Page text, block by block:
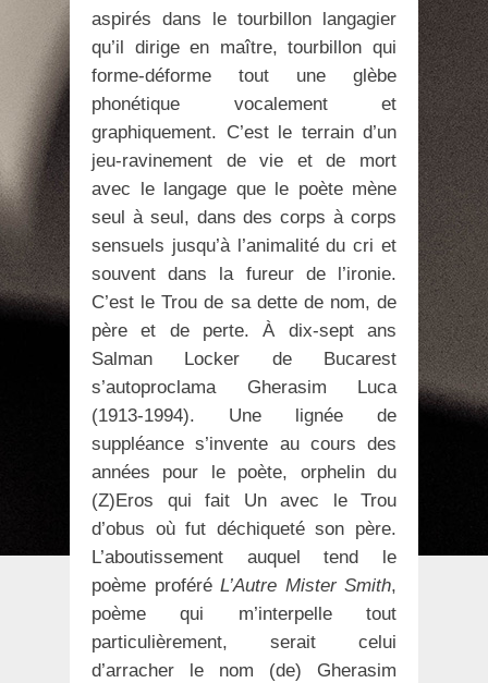
aspirés dans le tourbillon langagier
qu’il dirige en maître, tourbillon qui
forme-déforme tout une glèbe
phonétique vocalement et
graphiquement. C’est le terrain d’un
jeu-ravinement de vie et de mort
avec le langage que le poète mène
seul à seul, dans des corps à corps
sensuels jusqu’à l’animalité du cri et
souvent dans la fureur de l’ironie.
C’est le Trou de sa dette de nom, de
père et de perte. À dix-sept ans
Salman Locker de Bucarest
s’autoproclama Gherasim Luca
(1913-1994). Une lignée de
suppléance s’invente au cours des
années pour le poète, orphelin du
(Z)Eros qui fait Un avec le Trou
d’obus où fut déchiqueté son père.
L’aboutissement auquel tend le
poème proféré L’Autre Mister Smith,
poème qui m’interpelle tout
particulièrement, serait celui
d’arracher le nom (de) Gherasim